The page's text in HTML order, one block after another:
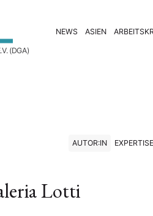
(DGA)
NEWS ASIEN
AUTOR:IN EXPERTISE
Lotti